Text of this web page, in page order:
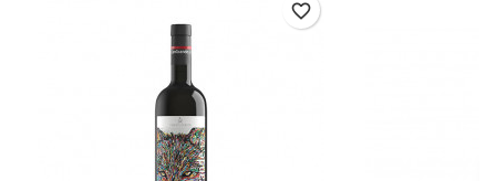
favorite_border